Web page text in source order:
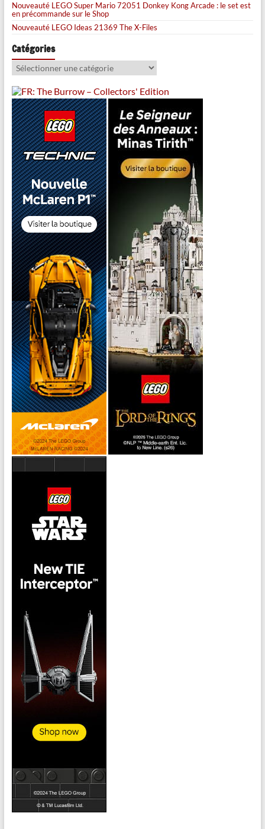
Nouveauté LEGO Super Mario 72051 Donkey Kong Arcade : le set est
en précommande sur le Shop
Nouveauté LEGO Ideas 21369 The X-Files
Catégories
Catégories